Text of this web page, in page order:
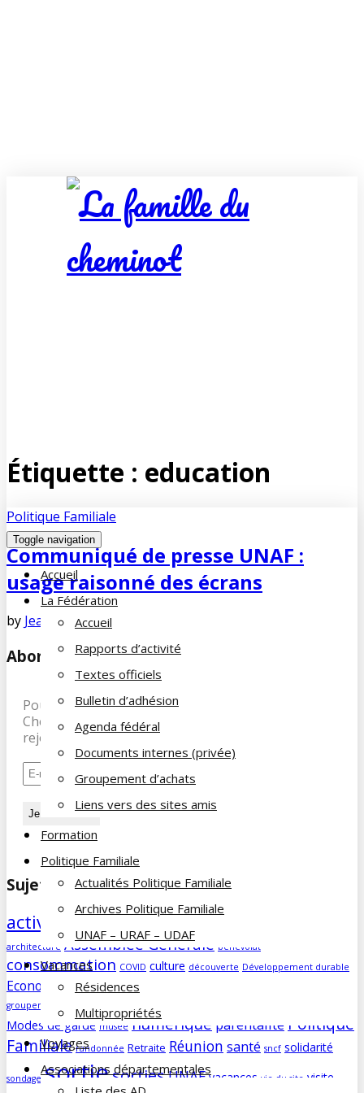
Toggle navigation
Accueil
La Fédération
Accueil
Rapports d’activité
Textes officiels
Bulletin d’adhésion
Agenda fédéral
Documents internes (privée)
Groupement d’achats
Liens vers des sites amis
Formation
Politique Familiale
Actualités Politique Familiale
Archives Politique Familiale
UNAF – URAF – UDAF
Vacances
Résidences
Multipropriétés
Voyages
Associations départementales
Étiquette : education
Politique Familiale
Communiqué de presse UNAF :
usage raisonné des écrans
by Jean-François COUE
Abonnez-vous à notre newsletter
Pour recevoir les dernières infos de la Famille du
Cheminot, abonnez-vous à notre newsletter et
rejoignez nos 197 abonnés.
Sujets des articles
activités Aidants familiaux
architecture Assemblée Générale bénévolat
consommation COVID culture découverte Développement durable
Economie/société edito
groupement d'achats
Modes de garde musée numérique parentalité Politique
Familiale randonnée Retraite Réunion santé sncf solidarité
sondage sortiesortiesUNAF vacances vie du site visite